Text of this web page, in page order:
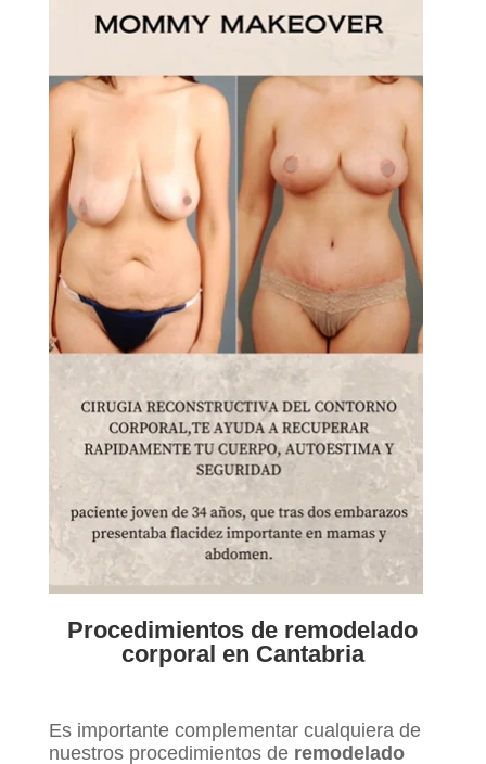
Procedimientos de remodelado
corporal en Cantabria
Es importante complementar cualquiera de
nuestros procedimientos de remodelado